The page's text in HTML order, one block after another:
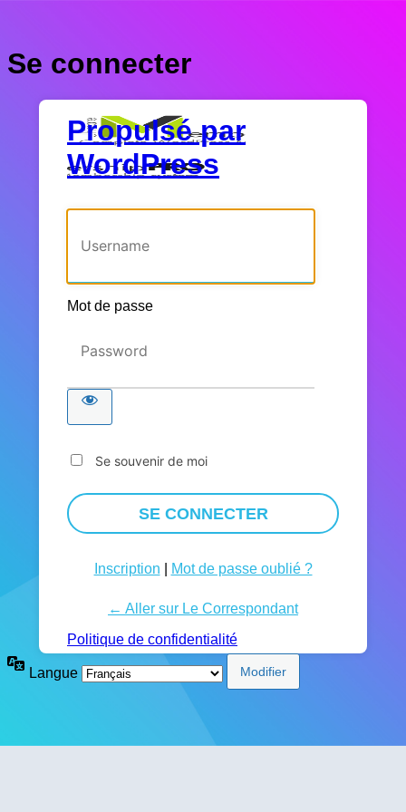
Se connecter
Propulsé par
WordPress
Mot de passe
Se souvenir de moi
Inscription Mot de passe oublié ?
← Aller sur Le Correspondant
Politique de confidentialité
Langue